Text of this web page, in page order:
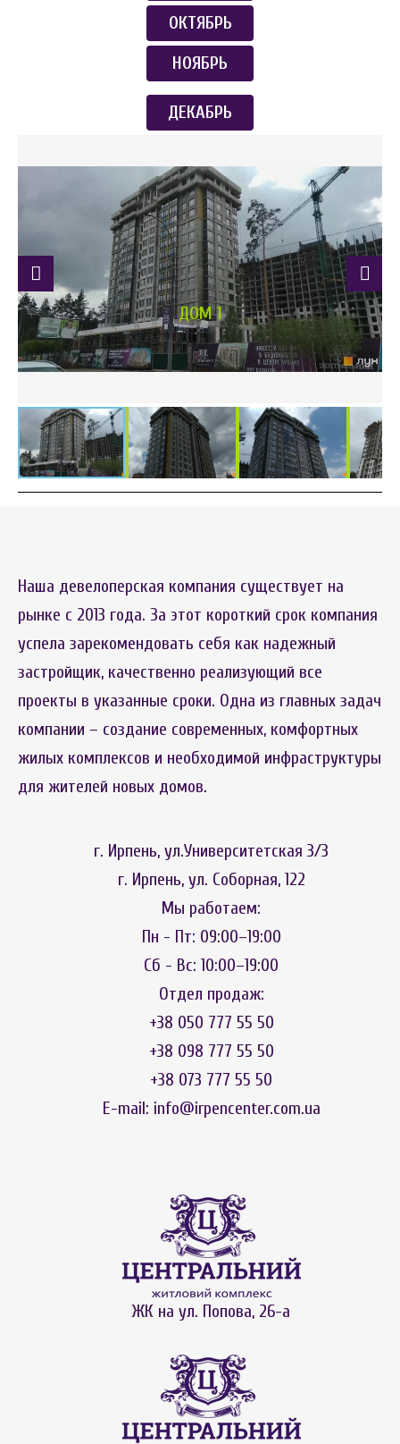
ОКТЯБРЬ
НОЯБРЬ
ДЕКАБРЬ
ДОМ 1
Наша девелоперская компания существует на
рынке с 2013 года. За этот короткий срок компания
успела зарекомендовать себя как надежный
застройщик, качественно реализующий все
проекты в указанные сроки. Одна из главных задач
компании – создание современных, комфортных
жилых комплексов и необходимой инфраструктуры
для жителей новых домов.
г. Ирпень, ул.Университетская 3/3
г. Ирпень, ул. Соборная, 122
Мы работаем:
Пн - Пт: 09:00–19:00
Сб - Вс: 10:00–19:00
Отдел продаж:
+38 050 777 55 50
+38 098 777 55 50
+38 073 777 55 50
E-mail: info@irpencenter.com.ua
ЖК на ул. Попова, 26-а